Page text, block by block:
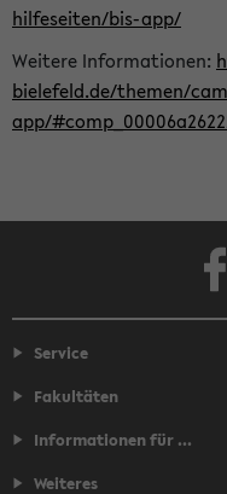
hilfeseiten/bis-app/
Weitere Informationen:
bielefeld.de/themen/
app/
Service
Fakultäten
Informationen für ...
Weiteres